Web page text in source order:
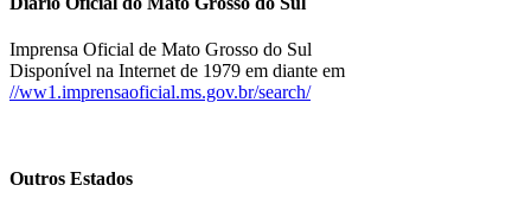
Imprensa Oficial de Mato Grosso do Sul
Disponível na Internet de 1979 em diante em
//ww1.imprensaoficial.ms.gov.br/search/
Outros Estados